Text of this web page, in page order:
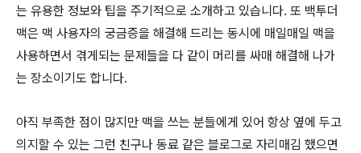
는 유용한 정보와 팁을 주기적으로 소개하고 있습니다. 또 백투더
맥은 맥 사용자의 궁금증을 해결해 드리는 동시에 매일매일 맥을
사용하면서 겪게되는 문제들을 다 같이 머리를 싸매 해결해 나가
는 장소이기도 합니다.
아직 부족한 점이 많지만 맥을 쓰는 분들에게 있어 항상 옆에 두고
의지할 수 있는 그런 친구나 동료 같은 블로그로 자리매김 했으면